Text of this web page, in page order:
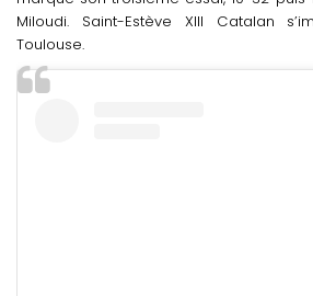
Miloudi. Saint-Estève XIII Catalan
Toulouse.